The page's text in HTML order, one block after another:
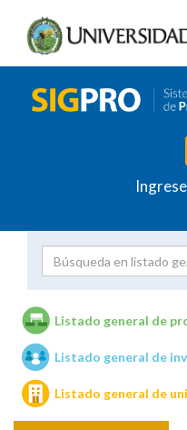
Unidades de
Listado general de
Listado general de
Listado general de